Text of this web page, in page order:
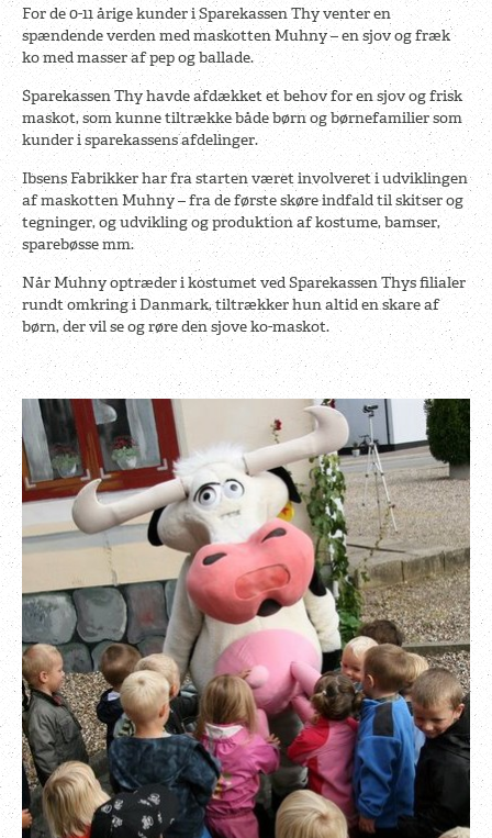
For de 0-11 årige kunder i Sparekassen Thy venter en
spændende verden med maskotten Muhny – en sjov og fræk
ko med masser af pep og ballade.
Sparekassen Thy havde afdækket et behov for en sjov og frisk
maskot, som kunne tiltrække både børn og børnefamilier som
kunder i sparekassens afdelinger.
Ibsens Fabrikker har fra starten været involveret i udviklingen
af maskotten Muhny – fra de første skøre indfald til skitser og
tegninger, og udvikling og produktion af kostume, bamser,
sparebøsse mm.
Når Muhny optræder i kostumet ved Sparekassen Thys filialer
rundt omkring i Danmark, tiltrækker hun altid en skare af
børn, der vil se og røre den sjove ko-maskot.